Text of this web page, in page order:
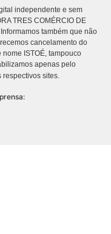
independente e sem
TRES COMÉRCIO DE
também que não
cancelamento do
ISTOÉ, tampouco
apenas pelo
respectivos sites.